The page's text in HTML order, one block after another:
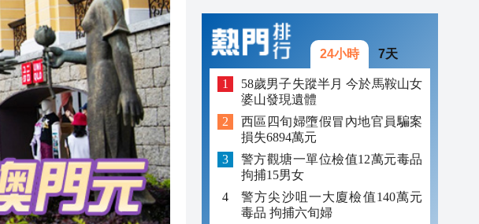
24小時 7天
58歲男子失蹤半月 今於馬鞍山女
婆山發現遺體
西區四旬婦墮假冒內地官員騙案
損失6894萬元
警方觀塘一單位檢值12萬元毒品
拘捕15男女
警方尖沙咀一大廈檢值140萬元
毒品 拘捕六旬婦